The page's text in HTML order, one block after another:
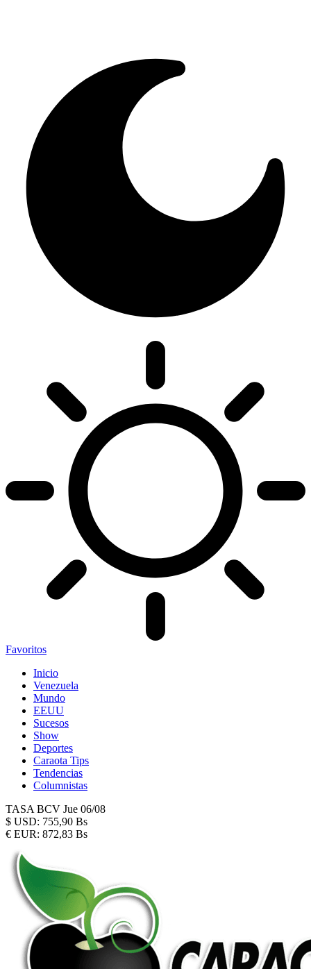
Favoritos
Inicio
Venezuela
Mundo
EEUU
Sucesos
Show
Deportes
Caraota Tips
Tendencias
Columnistas
TASA BCV Jue 06/08
$ USD: 755,90 Bs
€ EUR: 872,83 Bs